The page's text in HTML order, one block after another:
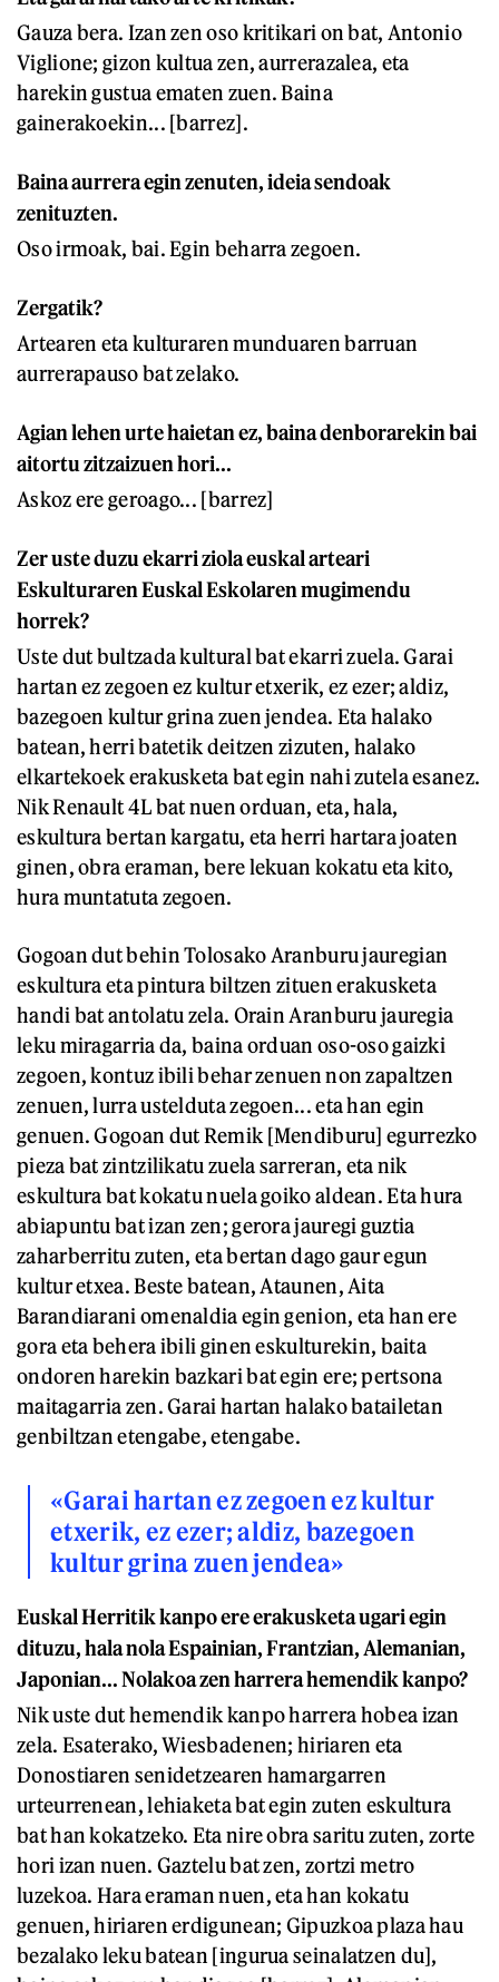
Gauza bera. Izan zen oso kritikari on bat, Antonio
Viglione; gizon kultua zen, aurrerazalea, eta
harekin gustua ematen zuen. Baina
gainerakoekin... [barrez].
Baina aurrera egin zenuten, ideia sendoak
zenituzten.
Oso irmoak, bai. Egin beharra zegoen.
Zergatik?
Artearen eta kulturaren munduaren barruan
aurrerapauso bat zelako.
Agian lehen urte haietan ez, baina denborarekin bai
aitortu zitzaizuen hori...
Askoz ere geroago... [barrez]
Zer uste duzu ekarri ziola euskal arteari
Eskulturaren Euskal Eskolaren mugimendu
horrek?
Uste dut bultzada kultural bat ekarri zuela. Garai
hartan ez zegoen ez kultur etxerik, ez ezer; aldiz,
bazegoen kultur grina zuen jendea. Eta halako
batean, herri batetik deitzen zizuten, halako
elkartekoek erakusketa bat egin nahi zutela esanez.
Nik Renault 4L bat nuen orduan, eta, hala,
eskultura bertan kargatu, eta herri hartara joaten
ginen, obra eraman, bere lekuan kokatu eta kito,
hura muntatuta zegoen.
Gogoan dut behin Tolosako Aranburu jauregian
eskultura eta pintura biltzen zituen erakusketa
handi bat antolatu zela. Orain Aranburu jauregia
leku miragarria da, baina orduan oso-oso gaizki
zegoen, kontuz ibili behar zenuen non zapaltzen
zenuen, lurra ustelduta zegoen... eta han egin
genuen. Gogoan dut Remik [Mendiburu] egurrezko
pieza bat zintzilikatu zuela sarreran, eta nik
eskultura bat kokatu nuela goiko aldean. Eta hura
abiapuntu bat izan zen; gerora jauregi guztia
zaharberritu zuten, eta bertan dago gaur egun
kultur etxea. Beste batean, Ataunen, Aita
Barandiarani omenaldia egin genion, eta han ere
gora eta behera ibili ginen eskulturekin, baita
ondoren harekin bazkari bat egin ere; pertsona
maitagarria zen. Garai hartan halako batailetan
genbiltzan etengabe, etengabe.
«Garai hartan ez zegoen ez kultur
etxerik, ez ezer; aldiz, bazegoen
kultur grina zuen jendea»
Euskal Herritik kanpo ere erakusketa ugari egin
dituzu, hala nola Espainian, Frantzian, Alemanian,
Japonian... Nolakoa zen harrera hemendik kanpo?
Nik uste dut hemendik kanpo harrera hobea izan
zela. Esaterako, Wiesbadenen; hiriaren eta
Donostiaren senidetzearen hamargarren
urteurrenean, lehiaketa bat egin zuten eskultura
bat han kokatzeko. Eta nire obra saritu zuten, zorte
hori izan nuen. Gaztelu bat zen, zortzi metro
luzekoa. Hara eraman nuen, eta han kokatu
genuen, hiriaren erdigunean; Gipuzkoa plaza hau
bezalako leku batean [ingurua seinalatzen du],